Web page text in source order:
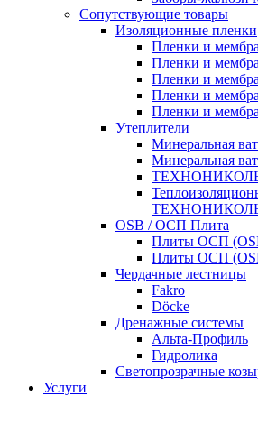
Сопутствующие товары
Изоляционные пленки
Пленки и
Пленки и
Пленки и
Пленки и
Пленки и
Утеплители
Минеральная
Минеральная
ТЕХНОНИКОЛЬ
ТЕХНОНИКОЛЬ
OSB / ОСП Плита
Плиты ОСП
Плиты ОСП
Чердачные лестницы
Fakro
Döcke
Дренажные системы
Альта-Профиль
Гидролика
Светопрозрачные
Услуги